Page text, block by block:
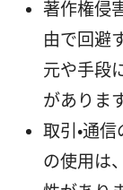
著作権侵
由で回避
元や手段
があります
取引・通
の使用は